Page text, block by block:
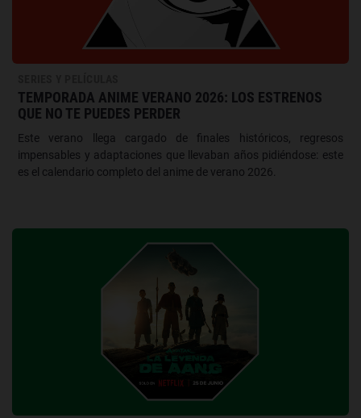
TEMPORADA ANIME VERANO 2026: LOS ESTRENOS
QUE NO TE PUEDES PERDER
Este verano llega cargado de finales históricos, regresos
impensables y adaptaciones que llevaban años pidiéndose: este
es el calendario completo del anime de verano 2026.